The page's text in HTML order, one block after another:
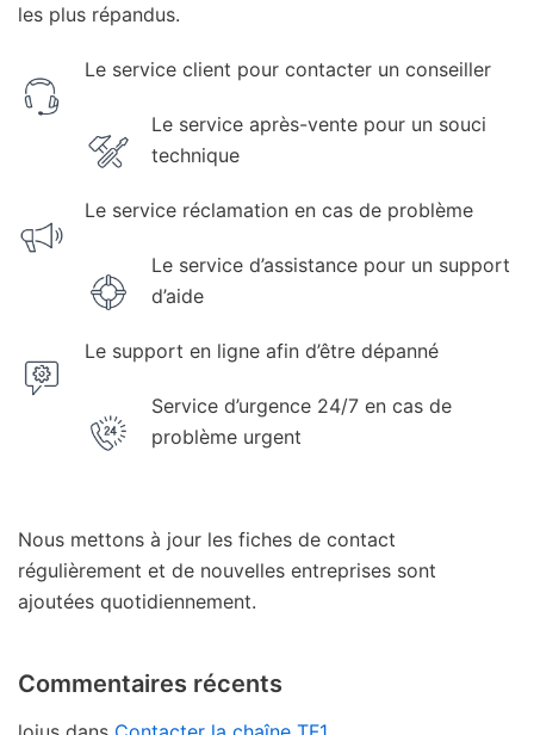
les plus répandus.
Le service client pour contacter un conseiller
Le service après-vente pour un souci
technique
Le service réclamation en cas de problème
Le service d’assistance pour un support
d’aide
Le support en ligne afin d’être dépanné
Service d’urgence 24/7 en cas de
problème urgent
Nous mettons à jour les fiches de contact
régulièrement et de nouvelles entreprises sont
ajoutées quotidiennement.
Commentaires récents